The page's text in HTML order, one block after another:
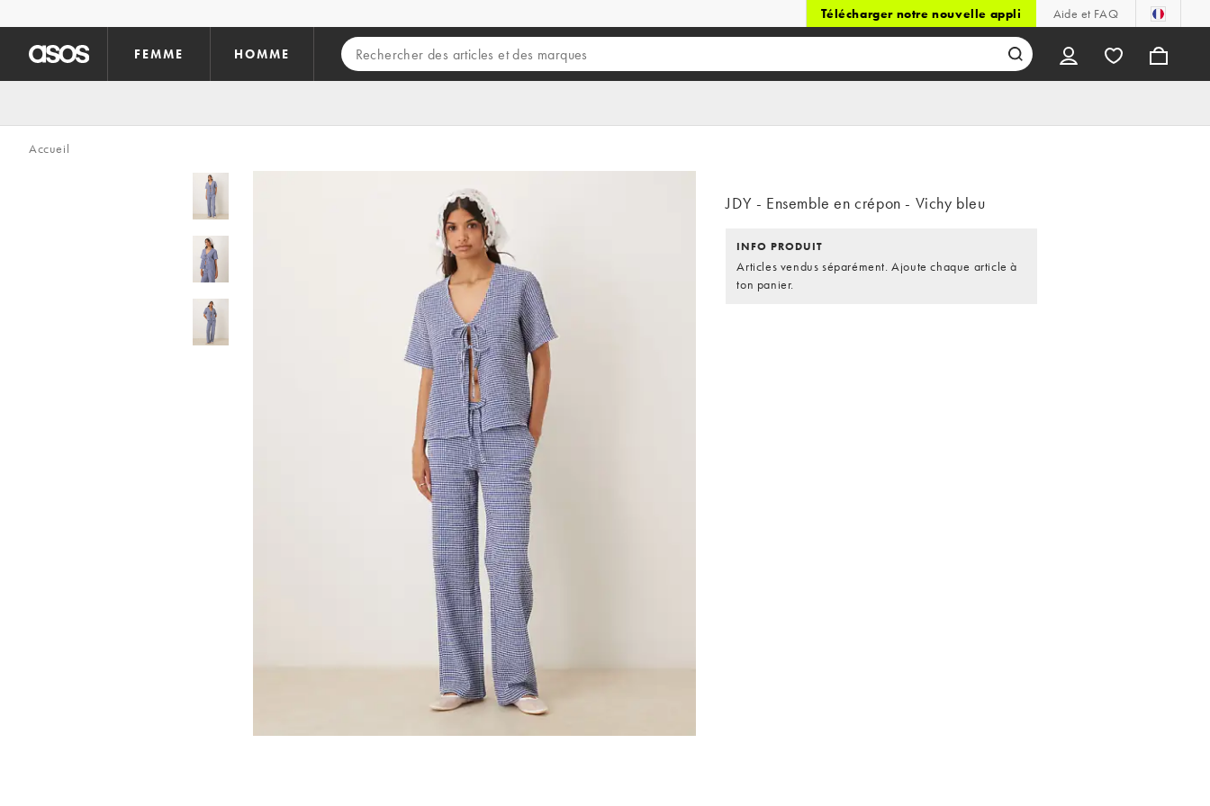
Télécharger notre nouvelle appli Aide et FAQ
FEMME HOMME
Accueil
JDY - Ensemble en crépon - Vichy bleu
INFO PRODUIT
Articles vendus séparément. Ajoute chaque article à
ton panier.